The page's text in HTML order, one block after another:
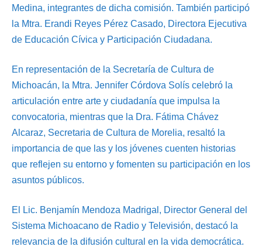
Medina, integrantes de dicha comisión. También participó
la Mtra. Erandi Reyes Pérez Casado, Directora Ejecutiva
de Educación Cívica y Participación Ciudadana.
En representación de la Secretaría de Cultura de
Michoacán, la Mtra. Jennifer Córdova Solís celebró la
articulación entre arte y ciudadanía que impulsa la
convocatoria, mientras que la Dra. Fátima Chávez
Alcaraz, Secretaria de Cultura de Morelia, resaltó la
importancia de que las y los jóvenes cuenten historias
que reflejen su entorno y fomenten su participación en los
asuntos públicos.
El Lic. Benjamín Mendoza Madrigal, Director General del
Sistema Michoacano de Radio y Televisión, destacó la
relevancia de la difusión cultural en la vida democrática.